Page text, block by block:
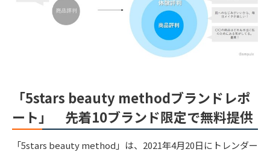
「5stars beauty methodブランドレポ
ート」 先着10ブランド限定で無料提供
「5stars beauty method」は、2021年4月20日にトレンダー